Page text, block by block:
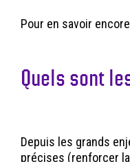
Pour en savoir
Quels sont
Depuis les grands
précises (renforcer